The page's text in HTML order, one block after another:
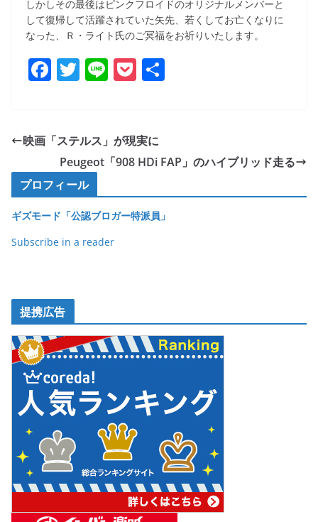
しかしその最後はピンクフロイドのオリジナルメンバーと
して復帰して活躍されていた矢先、若くしてお亡くなりに
なった、Ｒ・ライト氏のご冥福をお祈りいたします。
F
e
b
o
o
k
T
er
Li P
et
映画「ステルス」が現実に
Peugeot「908 HDi FAP」のハイブリッド走る
プロフィール
ギズモード「公認ブロガー特派員」
Subscribe in a reader
提携広告